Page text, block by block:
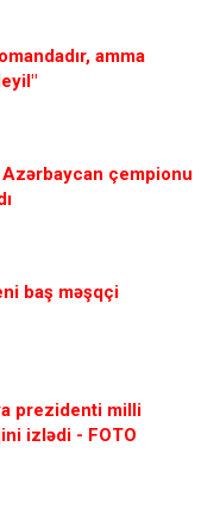
amma
çempionu
baş məşqçi
prezidenti milli
izlədi - FOTO